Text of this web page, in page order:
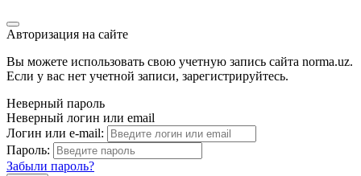
Авторизация на сайте
Вы можете использовать свою учетную запись сайта norma.uz.
Если у вас нет учетной записи, зарегистрируйтесь.
Неверный пароль
Неверный логин или email
Логин или e-mail:
Пароль:
Забыли пароль?